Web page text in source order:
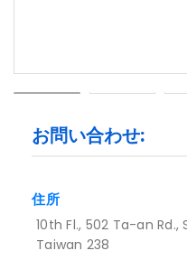
お問い合わせ:
住所
10th Fl., 502 Ta-an
Taiwan 238